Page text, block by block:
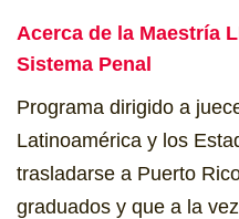
Acerca de la Maestría
Sistema Penal
Programa dirigido a
Latinoamérica y los
trasladarse a Puerto
graduados y que a la